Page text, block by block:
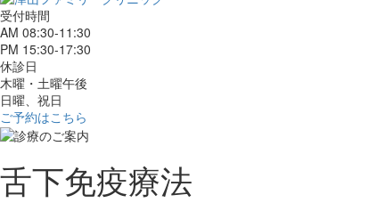
受付時間
AM 08:30-11:30
PM 15:30-17:30
休診日
木曜・土曜午後
日曜、祝日
ご予約はこちら
舌下免疫療法